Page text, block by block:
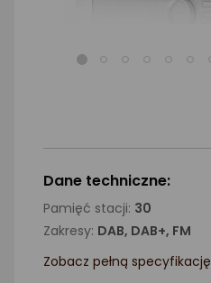
Dane techniczne:
Pamięć stacji: 30
Zakresy: DAB, DAB+, FM
Zobacz pełną specyfikację